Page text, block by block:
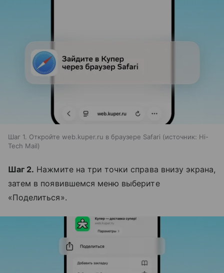
Шаг 1. Откройте web.kuper.ru в браузере Safari источник: Hi-
Tech Mail
Шаг 2. Нажмите на три точки справа внизу экрана,
затем в появившемся меню выберите
«Поделиться».